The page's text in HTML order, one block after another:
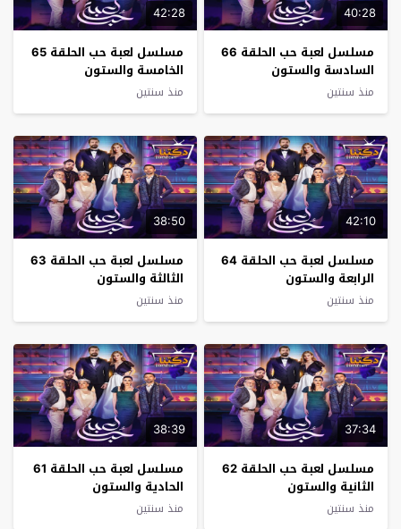
40:28
مسلسل لعبة حب الحلقة 66
السادسة والستون
منذ سنتين
42:28
مسلسل لعبة حب الحلقة 65
الخامسة والستون
منذ سنتين
42:10
مسلسل لعبة حب الحلقة 64
الرابعة والستون
منذ سنتين
38:50
مسلسل لعبة حب الحلقة 63
الثالثة والستون
منذ سنتين
37:34
مسلسل لعبة حب الحلقة 62
الثانية والستون
منذ سنتين
38:39
مسلسل لعبة حب الحلقة 61
الحادية والستون
منذ سنتين